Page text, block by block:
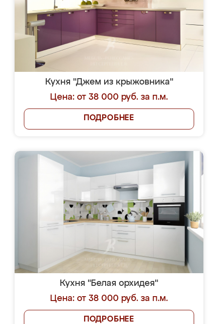
Кухня "Джем из крыжовника"
Цена: от 38 000 руб. за п.м.
ПОДРОБНЕЕ
Кухня "Белая орхидея"
Цена: от 38 000 руб. за п.м.
ПОДРОБНЕЕ